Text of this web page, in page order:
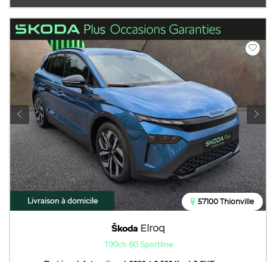
Livraison à domicile
Škoda Elroq
190ch 60 Sportline
57100 Thionville